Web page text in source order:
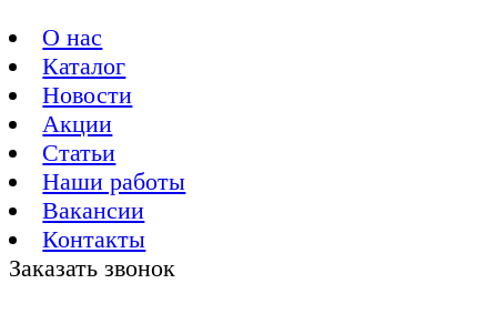
О нас
Каталог
Новости
Акции
Статьи
Наши работы
Вакансии
Контакты
Заказать звонок